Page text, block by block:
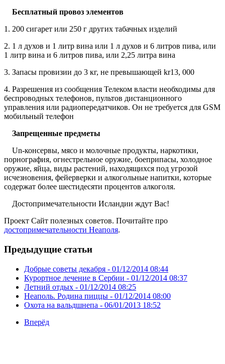
Бесплатный провоз элементов
1. 200 сигарет или 250 г других табачных изделий
2. 1 л духов и 1 литр вина или 1 л духов и 6 литров пива, или
1 литр вина и 6 литров пива, или 2,25 литра вина
3. Запасы провизии до 3 кг, не превышающей kr13, 000
4. Разрешения из сообщения Телеком власти необходимы для
беспроводных телефонов, пультов дистанционного
управления или радиопередатчиков. Он не требуется для GSM
мобильный телефон
Запрещенные предметы
Un-консервы, мясо и молочные продукты, наркотики,
порнография, огнестрельное оружие, боеприпасы, холодное
оружие, яйца, виды растений, находящихся под угрозой
исчезновения, фейерверки и алкогольные напитки, которые
содержат более шестидесяти процентов алкоголя.
Достопримечательности Исландии ждут Вас!
Проект Сайт полезных советов. Почитайте про
достопримечательности Неаполя.
Предыдущие статьи
Добрые советы декабря - 01/12/2014 08:44
Курортное лечение в Сербии - 01/12/2014 08:37
Летний отдых - 01/12/2014 08:25
Неаполь. Родина пиццы - 01/12/2014 08:00
Охота на вальдшнепа - 06/01/2013 18:52
Вперёд